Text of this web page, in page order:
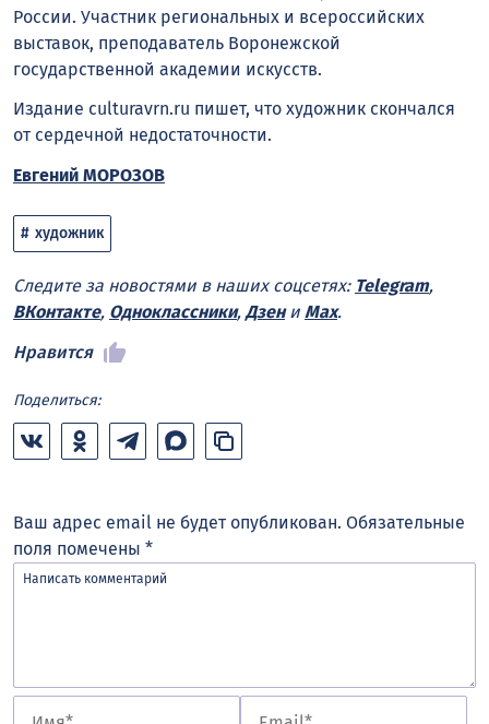
России. Участник региональных и всероссийских
выставок, преподаватель Воронежской
государственной академии искусств.
Издание culturavrn.ru пишет, что художник скончался
от сердечной недостаточности.
Евгений МОРОЗОВ
художник
Следите за новостями в наших соцсетях: Telegram,
ВКонтакте, Одноклассники, Дзени Max.
Нравится
Поделиться:
Ваш адрес email не будет опубликован. Обязательные
поля помечены *